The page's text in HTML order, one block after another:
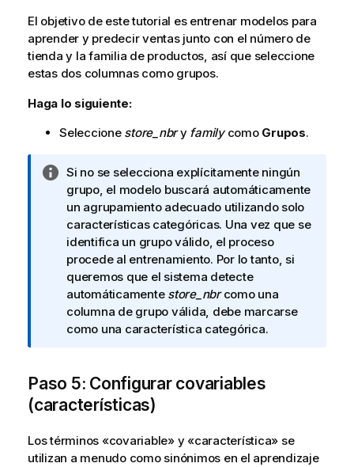
El objetivo de este tutorial es entrenar modelos para
aprender y predecir ventas junto con el número de
tienda y la familia de productos, así que seleccione
estas dos columnas como grupos.
Haga lo siguiente:
Seleccione store_nbry familycomo Grupos.
N
o
t
a
i
n
f
o
r
m
v
a
Si no se selecciona explícitamente ningún
grupo, el modelo buscará automáticamente
un agrupamiento adecuado utilizando solo
características categóricas. Una vez que se
identifica un grupo válido, el proceso
procede al entrenamiento. Por lo tanto, si
queremos que el sistema detecte
automáticamente store_nbrcomo una
columna de grupo válida, debe marcarse
como una característica categórica.
Paso 5: Configurar covariables
(características)
Los términos «covariable» y «característica» se
utilizan a menudo como sinónimos en el aprendizaje